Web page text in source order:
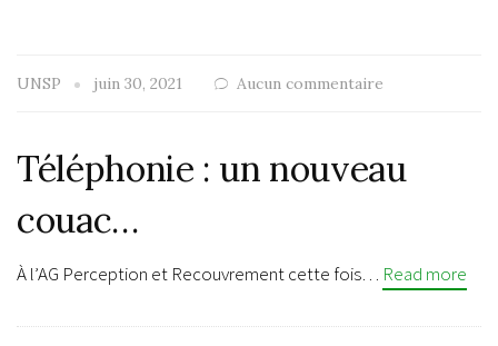
UNSP juin 30, 2021 Aucun commentaire
Téléphonie : un nouveau
couac…
À l’AG Perception et Recouvrement cette fois… Read more